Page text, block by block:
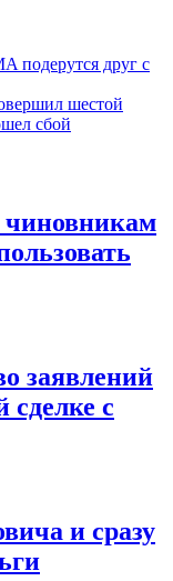
подерутся друг с
шестой
сбой
чиновникам
заявлений
сделке с
и сразу